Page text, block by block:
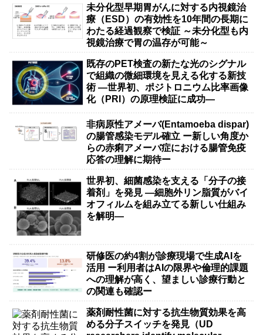
未分化型早期胃がんに対する内視鏡治
療（ESD）の有効性を10年間の長期に
わたる経過観察で検証 ～未分化型も内
視鏡治療で胃の温存が可能～
既存のPET検査の新たな光のシグナル
で組織の微細環境を見える化する新技
術 ―世界初、ポジトロニウム比率画像
化（PRI）の原理検証に成功―
非病原性アメーバ(Entamoeba dispar)
の腸管感染モデル確立 ー新しい角度か
らの赤痢アメーバ症における腸管免疫
応答の理解に期待ー
世界初、細菌感染を支える「分子の接
着剤」を発見 ―細胞外リン脂質がバイ
オフィルムを組み立てる新しい仕組み
を解明―
研修医の約4割が診療現場で生成AIを
活用 ー利用者はAIの限界や倫理的課題
への理解が高く、望ましい診療行動と
の関連も確認ー
薬剤耐性菌に対する抗生物質効果を高
める分子スイッチを発見（UD